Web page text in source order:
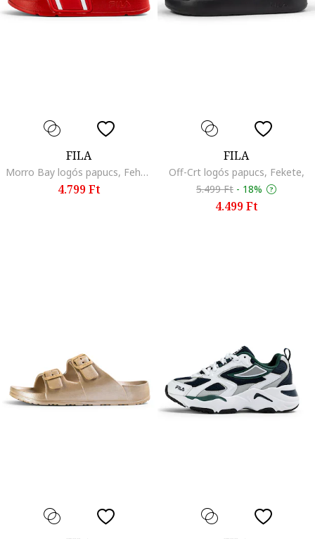
FILA
Morro Bay logós papucs, Fehér/Élénkpiros
4.799 Ft
FILA
Off-Crt logós papucs, Fekete,
5.499 Ft - 18%
4.499 Ft